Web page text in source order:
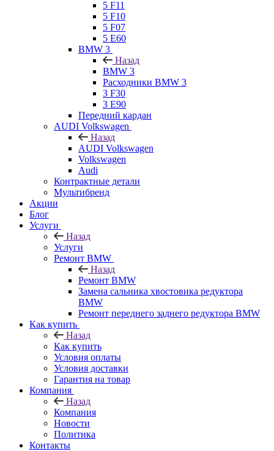
5 F11
5 F10
5 F07
5 E60
BMW 3
Назад
BMW 3
Расходники BMW 3
3 F30
3 E90
Передний кардан
AUDI Volkswagen
Назад
AUDI Volkswagen
Volkswagen
Audi
Контрактные детали
Мультибренд
Акции
Блог
Услуги
Назад
Услуги
Ремонт BMW
Назад
Ремонт BMW
Замена сальника хвостовика редуктора
BMW
Ремонт переднего заднего редуктора BMW
Как купить
Назад
Как купить
Условия оплаты
Условия доставки
Гарантия на товар
Компания
Назад
Компания
Новости
Политика
Контакты